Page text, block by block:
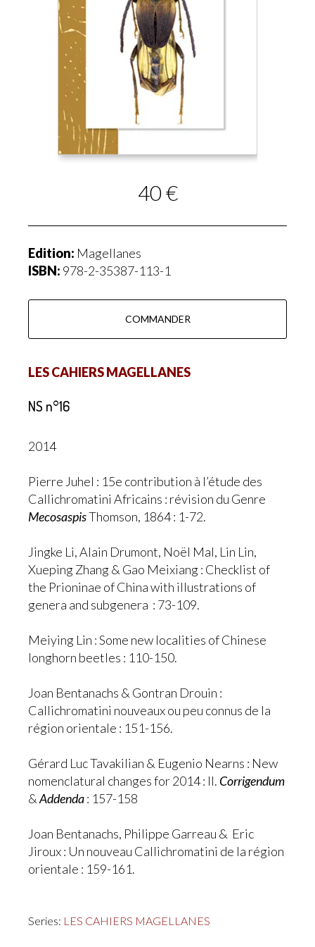
40 €
Edition: Magellanes
ISBN: 978-2-35387-113-1
COMMANDER
LES CAHIERS MAGELLANES
NS n°16
2014
Pierre Juhel : 15e contribution à l’étude des
Callichromatini Africains : révision du Genre
MecosaspisThomson, 1864 : 1-72.
Jingke Li, Alain Drumont, Noël Mal, Lin Lin,
Xueping Zhang & Gao Meixiang : Checklist of
the Prioninae of China with illustrations of
genera and subgenera : 73-109.
Meiying Lin : Some new localities of Chinese
longhorn beetles : 110-150.
Joan Bentanachs & Gontran Drouin :
Callichromatini nouveaux ou peu connus de la
région orientale : 151-156.
Gérard Luc Tavakilian & Eugenio Nearns : New
nomenclatural changes for 2014 : II. Corrigendum
&Addenda: 157-158
Joan Bentanachs, Philippe Garreau & Eric
Jiroux : Un nouveau Callichromatini de la région
orientale : 159-161.
Series: LES CAHIERS MAGELLANES